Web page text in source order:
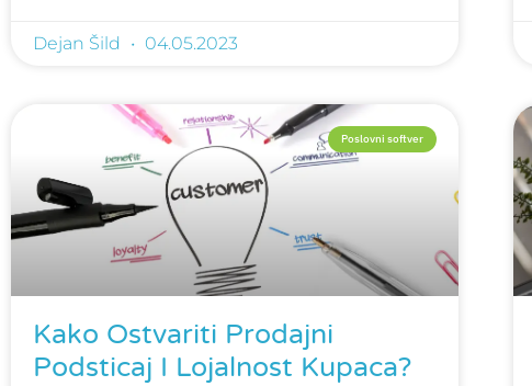
Dejan Šild 04.05.2023
Poslovni softver
Kako Ostvariti Prodajni
Podsticaj I Lojalnost Kupaca?